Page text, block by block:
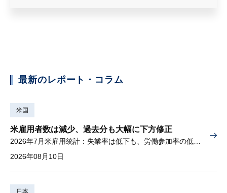
最新のレポート・コラム
米国
米雇用者数は減少、過去分も大幅に下方修正
2026年08月10日
日本